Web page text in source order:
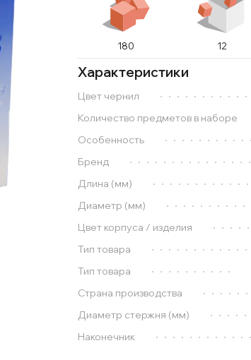
180 12
Характеристики
Цвет чернил
Количество предметов в наборе
Особенность
Бренд
Длина (мм)
Диаметр (мм)
Цвет корпуса / изделия
Тип товара
Тип товара
Страна производства
Диаметр стержня (мм)
Наконечник